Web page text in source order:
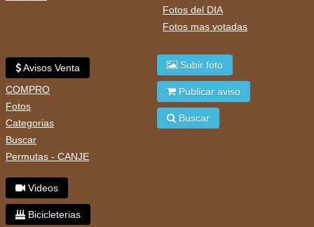
Fotos del DIA
Fotos mas votadas
Avisos Venta
COMPRO
Fotos
Categorias
Buscar
Permutas - CANJE
Videos
Bicicleterias
Subir foto
Publicar aviso
Buscar